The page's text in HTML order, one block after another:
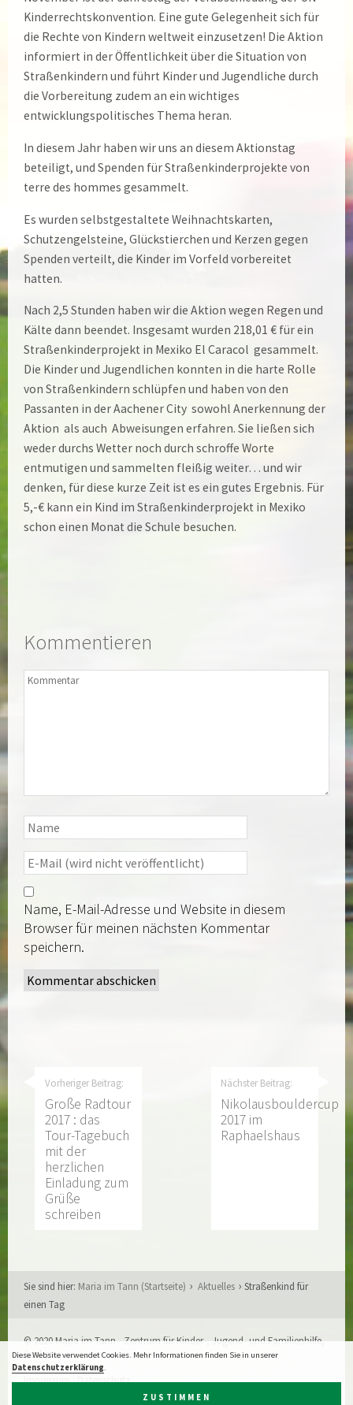
Diese Website verwendet Cookies. Mehr Informationen finden Sie in unserer
Datenschutzerklärung.
ZUSTIMMEN
Kinderrechtskonvention. Eine gute Gelegenheit sich für
die Rechte von Kindern weltweit einzusetzen! Die Aktion
informiert in der Öffentlichkeit über die Situation von
Straßenkindern und führt Kinder und Jugendliche durch
die Vorbereitung zudem an ein wichtiges
entwicklungspolitisches Thema heran.
In diesem Jahr haben wir uns an diesem Aktionstag
beteiligt, und Spenden für Straßenkinderprojekte von
terre des hommes gesammelt.
Es wurden selbstgestaltete Weihnachtskarten,
Schutzengelsteine, Glückstierchen und Kerzen gegen
Spenden verteilt, die Kinder im Vorfeld vorbereitet
hatten.
Nach 2,5 Stunden haben wir die Aktion wegen Regen und
Kälte dann beendet. Insgesamt wurden 218,01 € für ein
Straßenkinderprojekt in Mexiko El Caracol gesammelt.
Die Kinder und Jugendlichen konnten in die harte Rolle
von Straßenkindern schlüpfen und haben von den
Passanten in der Aachener City sowohl Anerkennung der
Aktion als auch Abweisungen erfahren. Sie ließen sich
weder durchs Wetter noch durch schroffe Worte
entmutigen und sammelten fleißig weiter… und wir
denken, für diese kurze Zeit ist es ein gutes Ergebnis. Für
5,-€ kann ein Kind im Straßenkinderprojekt in Mexiko
schon einen Monat die Schule besuchen.
Kommentieren
Name, E-Mail-Adresse und Website in diesem
Browser für meinen nächsten Kommentar
speichern.
Vorheriger Beitrag:
Große Radtour
2017 : das
Tour-Tagebuch
mit der
herzlichen
Einladung zum
Grüße
schreiben
Nächster Beitrag:
Nikolausbouldercup
2017 im
Raphaelshaus
Sie sind hier: Maria im Tann (Startseite) Aktuelles
Straßenkind für
einen Tag
© 2020 Maria im Tann - Zentrum für Kinder-, Jugend- und Familienhilfe,
Aachen
Impressum·Datenschutz
XIQIT GmbH, Aachen